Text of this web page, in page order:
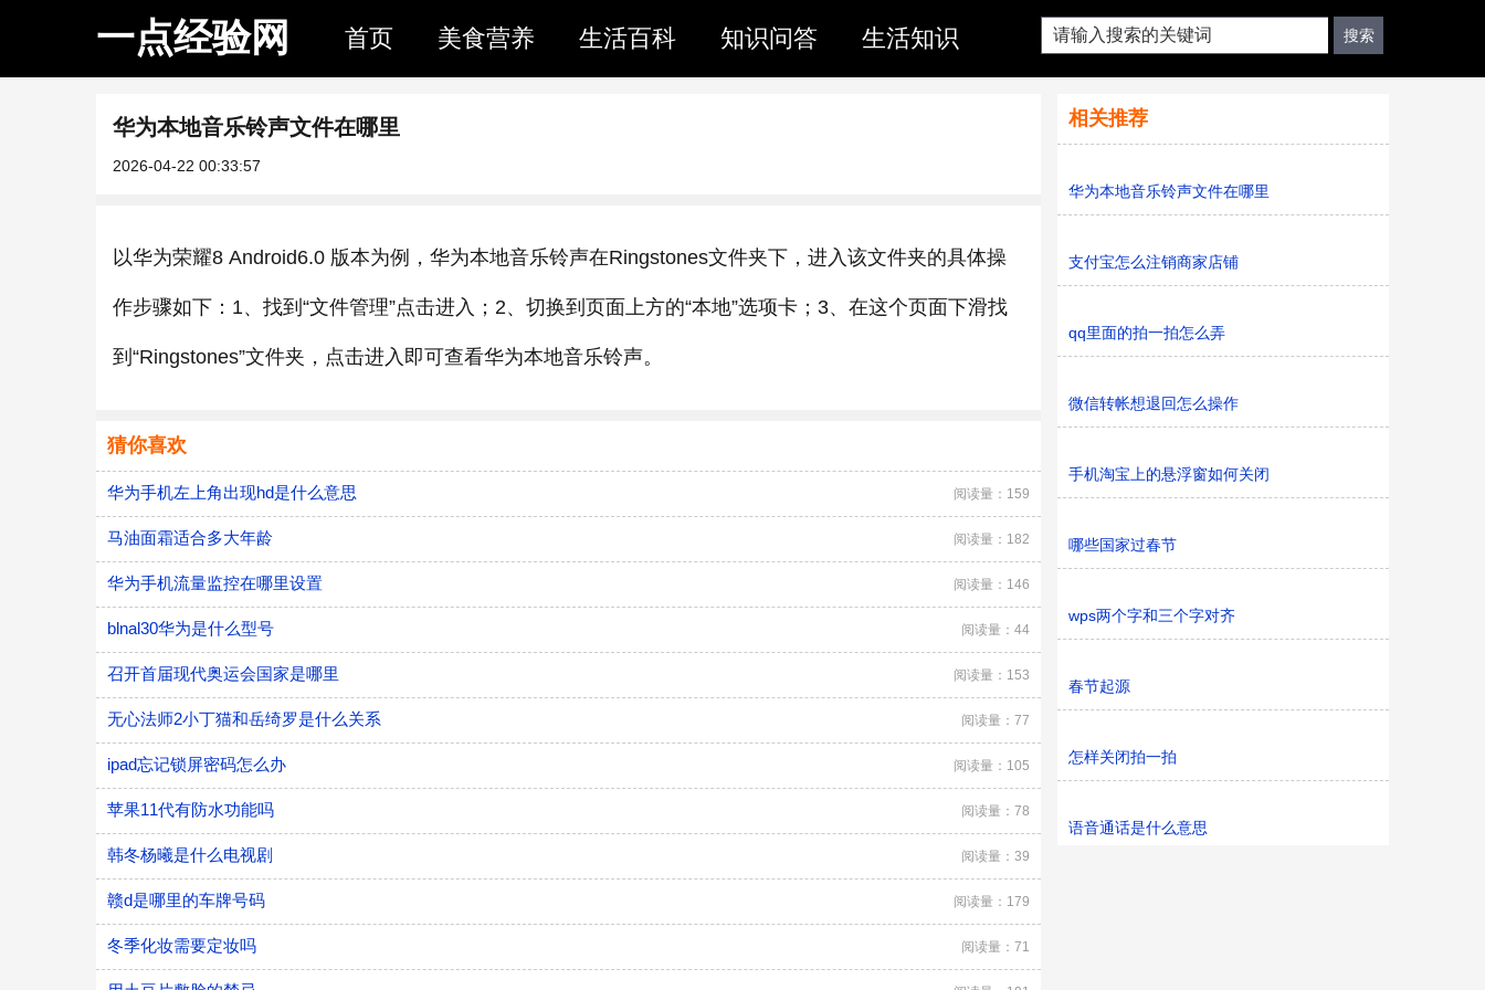
一点经验网 首页 美食营养 生活百科 知识问答 生活知识
华为本地音乐铃声文件在哪里
2026-04-22 00:33:57
以华为荣耀8 Android6.0 版本为例，华为本地音乐铃声在Ringstones文件夹下，进入该文件夹的具体操
作步骤如下：1、找到“文件管理”点击进入；2、切换到页面上方的“本地”选项卡；3、在这个页面下滑找
到“Ringstones”文件夹，点击进入即可查看华为本地音乐铃声。
猜你喜欢
华为手机左上角出现hd是什么意思 阅读量：159
马油面霜适合多大年龄 阅读量：182
华为手机流量监控在哪里设置 阅读量：146
blnal30华为是什么型号 阅读量：44
召开首届现代奥运会国家是哪里 阅读量：153
无心法师2小丁猫和岳绮罗是什么关系 阅读量：77
ipad忘记锁屏密码怎么办 阅读量：105
苹果11代有防水功能吗 阅读量：78
韩冬杨曦是什么电视剧 阅读量：39
赣d是哪里的车牌号码 阅读量：179
冬季化妆需要定妆吗 阅读量：71
相关推荐
华为本地音乐铃声文件在哪里
支付宝怎么注销商家店铺
qq里面的拍一拍怎么弄
微信转帐想退回怎么操作
手机淘宝上的悬浮窗如何关闭
哪些国家过春节
wps两个字和三个字对齐
春节起源
怎样关闭拍一拍
语音通话是什么意思